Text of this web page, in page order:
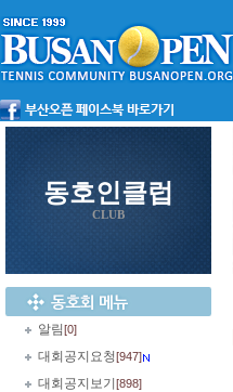
동호인클럽
CLUB
알림[0]
대회공지요청[947]
대회공지보기 [898]